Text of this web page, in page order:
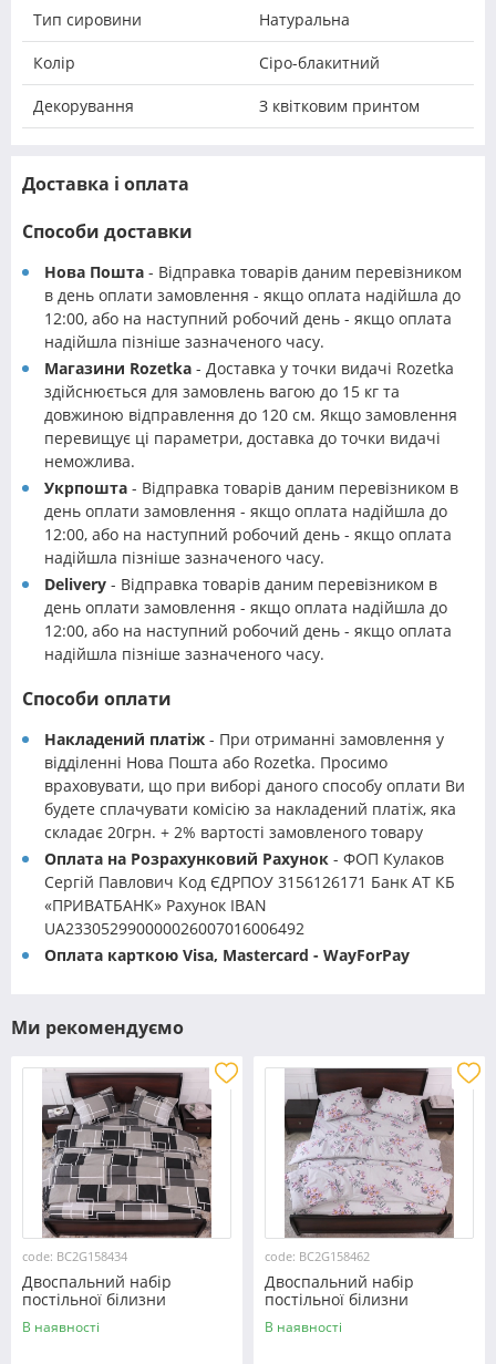
Тип сировини Натуральна
Колір Сіро-блакитний
Декорування З квітковим принтом
Доставка і оплата
Способи доставки
Нова Пошта - Відправка товарів даним перевізником
в день оплати замовлення - якщо оплата надійшла до
12:00, або на наступний робочий день - якщо оплата
надійшла пізніше зазначеного часу.
Магазини Rozetka - Доставка у точки видачі Rozetka
здійснюється для замовлень вагою до 15 кг та
довжиною відправлення до 120 см. Якщо замовлення
перевищує ці параметри, доставка до точки видачі
неможлива.
Укрпошта - Відправка товарів даним перевізником в
день оплати замовлення - якщо оплата надійшла до
12:00, або на наступний робочий день - якщо оплата
надійшла пізніше зазначеного часу.
Delivery - Відправка товарів даним перевізником в
день оплати замовлення - якщо оплата надійшла до
12:00, або на наступний робочий день - якщо оплата
надійшла пізніше зазначеного часу.
Способи оплати
Накладений платіж - При отриманні замовлення у
відділенні Нова Пошта або Rozetka. Просимо
враховувати, що при виборі даного способу оплати Ви
будете сплачувати комісію за накладений платіж, яка
складає 20грн. + 2% вартості замовленого товару
Оплата на Розрахунковий Рахунок - ФОП Кулаков
Сергій Павлович Код ЄДРПОУ 3156126171 Банк АТ КБ
«ПРИВАТБАНК» Рахунок IBAN
UA233052990000026007016006492
Оплата карткою Visa, Mastercard - WayForPay
Ми рекомендуємо
code: BC2G158434
Двоспальний набір
постільної білизни
180*220 із Бязі "Gold"
№158434 Черешенка™
В наявності
code: BC2G158462
Двоспальний набір
постільної білизни
180*220 із Бязі "Gold"
№158462 Черешенька™
В наявності